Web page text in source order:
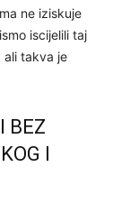
ne iziskuje
iscijelili taj
ali takva je
BEZ
I